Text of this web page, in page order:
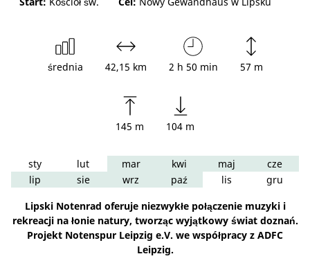
średnia 42,15 km 2 h 50 min 57 m
145 m 104 m
sty lut mar kwi maj
cze
lip
sie wrz paź lis gru
Lipski Notenrad oferuje niezwykłe połączenie muzyki i
rekreacji na łonie natury, tworząc wyjątkowy świat doznań.
Projekt Notenspur Leipzig e.V. we współpracy z ADFC
Leipzig.